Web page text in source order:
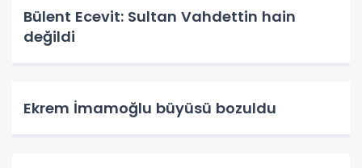
Bülent Ecevit: Sultan Vahdettin hain
değildi
Ekrem İmamoğlu büyüsü bozuldu